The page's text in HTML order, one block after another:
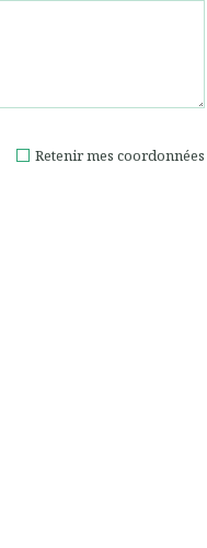
Retenir mes coordonnées